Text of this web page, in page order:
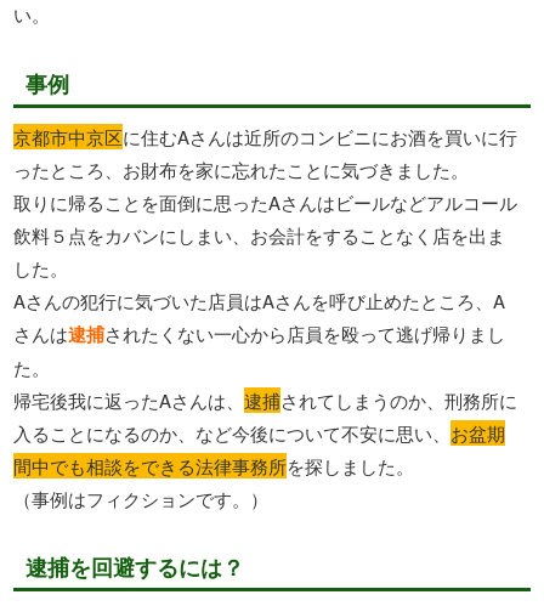
い。
事例
京都市中京区に住むAさんは近所のコンビニにお酒を買いに行
ったところ、お財布を家に忘れたことに気づきました。
取りに帰ることを面倒に思ったAさんはビールなどアルコール
飲料５点をカバンにしまい、お会計をすることなく店を出ま
した。
Aさんの犯行に気づいた店員はAさんを呼び止めたところ、A
さんは逮捕されたくない一心から店員を殴って逃げ帰りまし
た。
帰宅後我に返ったAさんは、逮捕されてしまうのか、刑務所に
入ることになるのか、など今後について不安に思い、 お盆期
間中でも相談をできる法律事務所を探しました。
（事例はフィクションです。）
逮捕を回避するには？